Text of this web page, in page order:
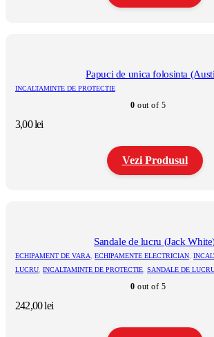
variații.
Opțiunile
fi
alese
Papuci de unica folosinta
INCALTAMINTE DE PROTECTIE
0 out of 5
3,00lei
Vezi Produsul
variații.
Opțiunile
pot
alese
în
Sandale de lucru (Jack
ECHIPAMENT DE VARA, ECHIPAMENTE ELECTRICIAN,
LUCRU, INCALTAMINTE DE PROTECTIE, SANDALE DE
0 out of 5
242,00lei